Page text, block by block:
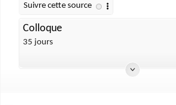
Colloque
35 jours